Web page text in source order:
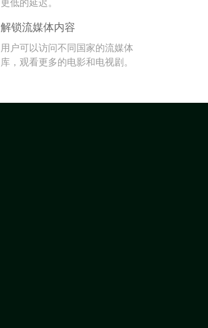
解锁流媒体内容
用户可以访问不同国家的流媒体
库，观看更多的电影和电视剧。